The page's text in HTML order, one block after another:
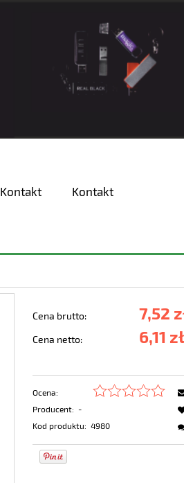
Kontakt Kontakt
Cena brutto: 7,52
Cena netto: 6,11 zł
Ocena:
Producent: -
Kod produktu: 4980